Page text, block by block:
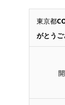
東京都
がとう